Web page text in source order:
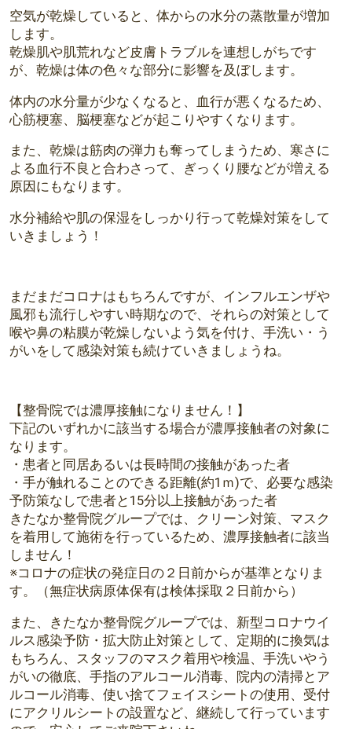
空気が乾燥していると、体からの水分の蒸散量が増加
します。
乾燥肌や肌荒れなど皮膚トラブルを連想しがちです
が、乾燥は体の色々な部分に影響を及ぼします。
体内の水分量が少なくなると、血行が悪くなるため、
心筋梗塞、脳梗塞などが起こりやすくなります。
また、乾燥は筋肉の弾力も奪ってしまうため、寒さに
よる血行不良と合わさって、ぎっくり腰などが増える
原因にもなります。
水分補給や肌の保湿をしっかり行って乾燥対策をして
いきましょう！
まだまだコロナはもちろんですが、インフルエンザや
風邪も流行しやすい時期なので、それらの対策として
喉や鼻の粘膜が乾燥しないよう気を付け、手洗い・う
がいをして感染対策も続けていきましょうね。
【整骨院では濃厚接触になりません！】
下記のいずれかに該当する場合が濃厚接触者の対象に
なります。
・患者と同居あるいは長時間の接触があった者
・手が触れることのできる距離(約1ｍ)で、必要な感染
予防策なしで患者と15分以上接触があった者
きたなか整骨院グループでは、クリーン対策、マスク
を着用して施術を行っているため、濃厚接触者に該当
しません！
※コロナの症状の発症日の２日前からが基準となりま
す。（無症状病原体保有は検体採取２日前から）
また、きたなか整骨院グループでは、新型コロナウイ
ルス感染予防・拡大防止対策として、定期的に換気は
もちろん、スタッフのマスク着用や検温、手洗いやう
がいの徹底、手指のアルコール消毒、院内の清掃とア
ルコール消毒、使い捨てフェイスシートの使用、受付
にアクリルシートの設置など、継続して行っています